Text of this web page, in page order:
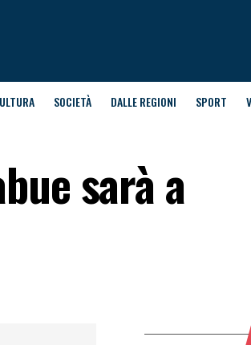
SOCIETÀ DALLE REGIONI SPORT
sarà a